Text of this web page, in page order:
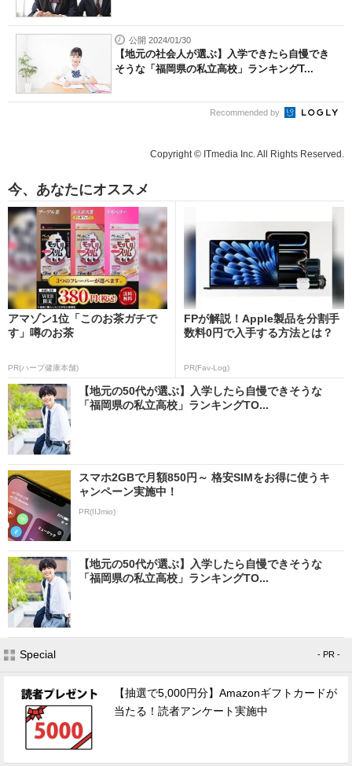
公開 2024/01/30
【地元の社会人が選ぶ】入学できたら自慢でき
そうな「福岡県の私立高校」ランキングT...
Recommended by
Copyright © ITmedia Inc. All Rights Reserved.
今、あなたにオススメ
アマゾン1位「このお茶ガチで
す」噂のお茶
PR(ハーブ健康本舗)
FPが解説！Apple製品を分割手
数料0円で入手する方法とは？
PR(Fav-Log)
【地元の50代が選ぶ】入学したら自慢できそうな
「福岡県の私立高校」ランキングTO...
スマホ2GBで月額850円～ 格安SIMをお得に使うキ
ャンペーン実施中！
PR(IIJmio)
【地元の50代が選ぶ】入学したら自慢できそうな
「福岡県の私立高校」ランキングTO...
Special - PR -
【抽選で5,000円分】Amazonギフトカードが
当たる！読者アンケート実施中